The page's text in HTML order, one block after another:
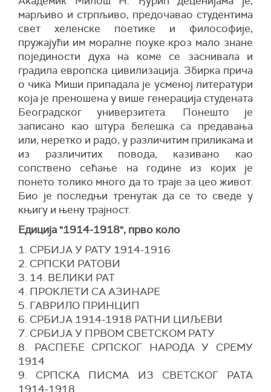
марљиво и стрпљиво, предочавао студентима
свет хеленске поетике и философије,
пружајући им моралне поуке кроз мало знане
појединости духа на коме се заснивала и
градила европска цивилизација. Збирка прича
о чика Миши припадала је усменој литератури
која је преношена у више генерација студената
Београдског универзитета. Понешто је
записано као штура белешка са предавања
или, неретко и радо, у различитим приликама и
из различитих повода, казивано као
сопствено сећање на године из којих је
понето толико много да то траје за цео живот.
Био је последњи тренутак да се то сведе у
књигу и њену трајност.
Едиција "1914-1918", прво коло
1. СРБИЈА У РАТУ 1914-1916
2. СРПСКИ РАТОВИ
3. 14. ВЕЛИКИ РАТ
4. ПРОКЛЕТИ СА АЗИНАРЕ
5. ГАВРИЛO ПРИНЦИП
6. СРБИЈА 1914-1918 РАТНИ ЦИЉЕВИ
7. СРБИЈА У ПРВОМ СВЕТСКОМ РАТУ
8. РАСПЕЋЕ СРПСКОГ НАРОДА У СРЕМУ
1914
9. СРПСКА ПИСМА ИЗ СВЕТСКОГ РАТА
1914-1918